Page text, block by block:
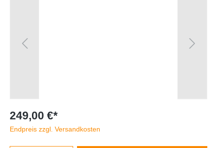
249,00 €*
Endpreis zzgl. Versandkosten